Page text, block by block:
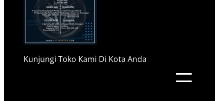
Kunjungi Toko Kami Di Kota Anda